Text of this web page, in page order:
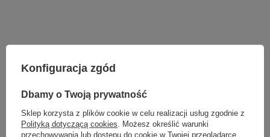
Konfiguracja zgód
Dbamy o Twoją prywatność
Sklep korzysta z plików cookie w celu realizacji usług zgodnie z
Polityką dotyczącą cookies. Możesz określić warunki
przechowywania lub dostępu do cookie w Twojej przeglądarce.